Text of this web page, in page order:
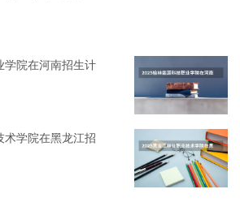
院在河南招生计
学院在黑龙江招